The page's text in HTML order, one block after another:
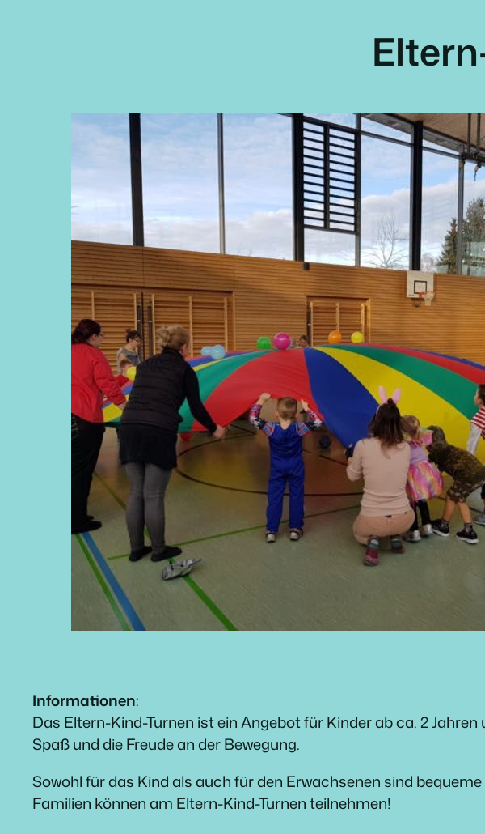
Informationen:
Das Eltern-Kind-Turnen ist ein Angebot für Kinder ab ca. 2
Spaß und die Freude an der Bewegung.
Sowohl für das Kind als auch für den Erwachsenen sind
Familien können am Eltern-Kind-Turnen teilnehmen!